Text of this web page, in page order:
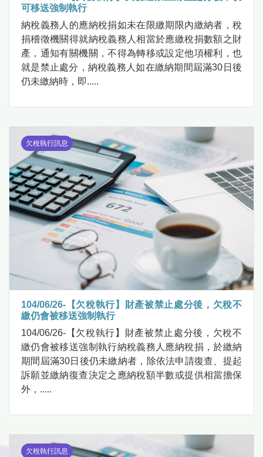
可移送強制執行
納稅義務人的應納稅捐如未在限繳期限內繳納者，稅
捐稽徵機關得就納稅義務人相當於應繳稅捐數額之財
產，通知有關機關，不得為轉移或設定他項權利，也
就是禁止處分，納稅義務人如在繳納期間屆滿30日後
仍未繳納時，即.....
欠稅執行訊息
104/06/26-【欠稅執行】財產被禁止處分後，欠稅不
繳仍會被移送強制執行
104/06/26-【欠稅執行】財產被禁止處分後，欠稅不
繳仍會被移送強制執行納稅義務人應納稅捐，於繳納
期間屆滿30日後仍未繳納者，除依法申請復查、提起
訴願並繳納復查決定之應納稅額半數或提供相當擔保
外，.....
欠稅執行訊息